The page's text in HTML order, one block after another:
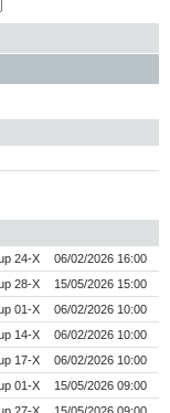
24-X
06/02/2026 16:00
28-X
15/05/2026 15:00
01-X
06/02/2026 10:00
14-X
06/02/2026 10:00
17-X
06/02/2026 10:00
01-X
15/05/2026 09:00